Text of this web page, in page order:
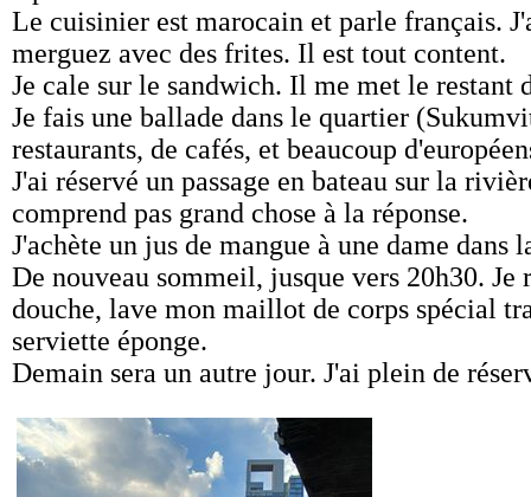
Le cuisinier est marocain et parle français.
merguez avec des frites. Il est tout content.
Je cale sur le sandwich. Il me met le restant
Je fais une ballade dans le quartier
restaurants, de cafés, et beaucoup
J'ai réservé un passage en bateau sur la
comprend pas grand chose à la réponse.
J'achète un jus de mangue à une dame dans
De nouveau sommeil, jusque vers 20h30.
douche, lave mon maillot de corps spécial
serviette éponge.
Demain sera un autre jour. J'ai plein de